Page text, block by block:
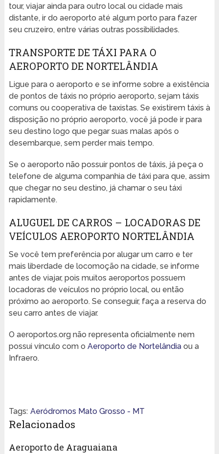
tour, viajar ainda para outro local ou cidade mais
distante, ir do aeroporto até algum porto para fazer
seu cruzeiro, entre várias outras possibilidades.
TRANSPORTE DE TÁXI PARA O
AEROPORTO DE NORTELÂNDIA
Ligue para o aeroporto e se informe sobre a existência
de pontos de táxis no próprio aeroporto, sejam táxis
comuns ou cooperativa de taxistas. Se existirem táxis à
disposição no próprio aeroporto, você já pode ir para
seu destino logo que pegar suas malas após o
desembarque, sem perder mais tempo.
Se o aeroporto não possuir pontos de táxis, já peça o
telefone de alguma companhia de táxi para que, assim
que chegar no seu destino, já chamar o seu táxi
rapidamente.
ALUGUEL DE CARROS – LOCADORAS DE
VEÍCULOS AEROPORTO NORTELÂNDIA
Se você tem preferência por alugar um carro e ter
mais liberdade de locomoção na cidade, se informe
antes de viajar, pois muitos aeroportos possuem
locadoras de veículos no próprio local, ou então
próximo ao aeroporto. Se conseguir, faça a reserva do
seu carro antes de viajar.
O aeroportos.org não representa oficialmente nem
possui vínculo com o Aeroporto de Nortelândiaou a
Infraero.
Tags: Aeródromos Mato Grosso - MT
Relacionados
Aeroporto de Araguaiana